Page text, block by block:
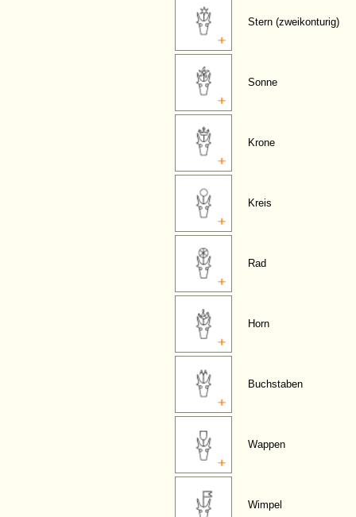
Stern (zweikonturig)
Sonne
Krone
Kreis
Rad
Horn
Buchstaben
Wappen
Wimpel